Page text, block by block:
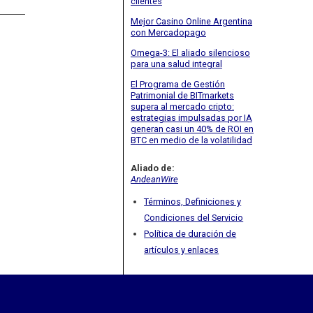
Mejor Casino Online Argentina
con Mercadopago
Omega-3: El aliado silencioso
para una salud integral
El Programa de Gestión
Patrimonial de BITmarkets
supera al mercado cripto:
estrategias impulsadas por IA
generan casi un 40% de ROI en
BTC en medio de la volatilidad
Aliado de:
AndeanWire
Términos, Definiciones y
Condiciones del Servicio
Política de duración de
artículos y enlaces